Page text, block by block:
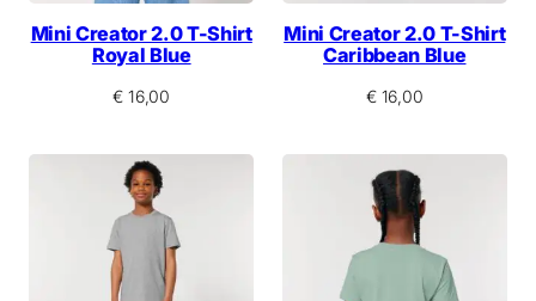
Mini Creator 2.0 T-Shirt
Royal Blue
€ 16,00
Mini Creator 2.0 T-Shirt
Caribbean Blue
€16,00